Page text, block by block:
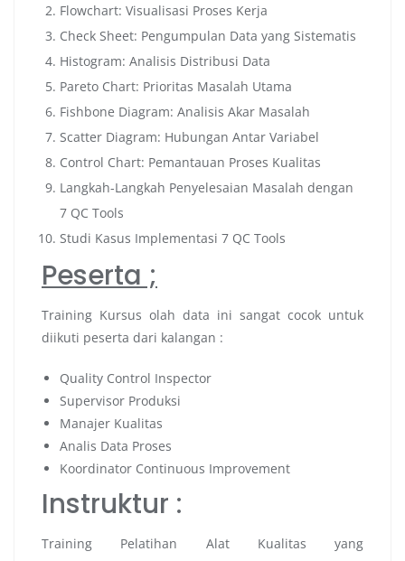
Flowchart: Visualisasi Proses Kerja
Check Sheet: Pengumpulan Data yang Sistematis
Histogram: Analisis Distribusi Data
Pareto Chart: Prioritas Masalah Utama
Fishbone Diagram: Analisis Akar Masalah
Scatter Diagram: Hubungan Antar Variabel
Control Chart: Pemantauan Proses Kualitas
Langkah-Langkah Penyelesaian Masalah dengan
7 QC Tools
Studi Kasus Implementasi 7 QC Tools
Peserta ;
Training Kursus olah data ini sangat cocok untuk
diikuti peserta dari kalangan :
Quality Control Inspector
Supervisor Produksi
Manajer Kualitas
Analis Data Proses
Koordinator Continuous Improvement
Instruktur :
Training Pelatihan Alat Kualitas yang